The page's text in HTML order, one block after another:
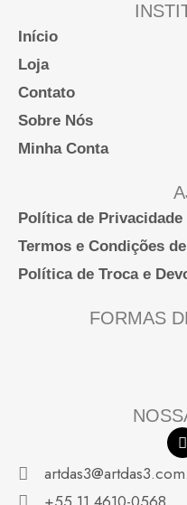
Início
Loja
Contato
Sobre Nós
Minha Conta
Política de Privacidade
Termos e Condições
Política de Troca e
FORMAS
a
e